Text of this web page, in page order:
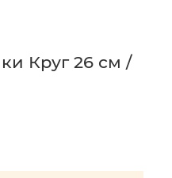
Круг 26 см /